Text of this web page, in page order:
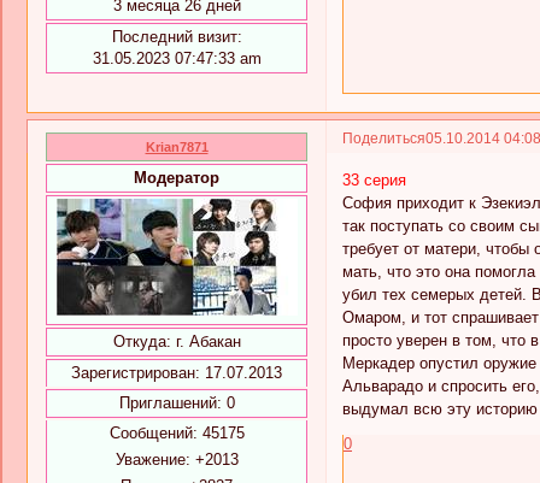
3 месяца 26 дней
Последний визит:
31.05.2023 07:47:33 am
Поделиться05.10.2014
Krian7871
Модератор
Откуда: г. Абакан
Зарегистрирован: 17.07.2013
Приглашений: 0
Сообщений: 45175
Уважение: +2013
33 серия
София приходит к
так поступать со своим
требует от матери,
мать, что это она
убил тех семерых детей.
Омаром, и тот
просто уверен в том, что
Меркадер опустил
Альварадо и спросить
выдумал всю эту историю
0